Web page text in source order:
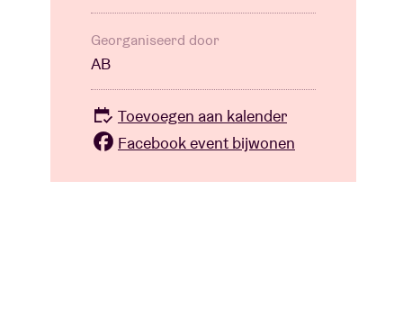
Georganiseerd door
AB
Toevoegen aan kalender
Facebook event bijwonen